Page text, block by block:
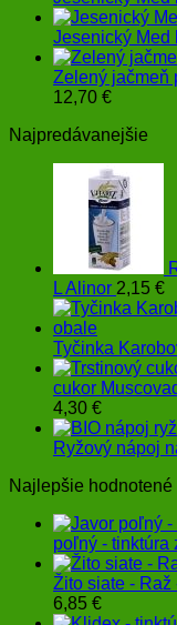
Jesenický Med
Zelený jačmeň
12,70 €
Najpredávanejšie
L Alinor 2,15 €
Tyčinka
cukor
4,30 €Price
range:
2,25 €
4,30 €
Ryžový nápoj
Najlepšie hodnotené
poľný - tinktúra
Žito siate - Raž
6,85 €